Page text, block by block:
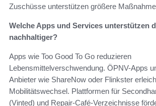
Zuschüsse unterstützen größere
Welche Apps und Services unterstützen
nachhaltiger?
Apps wie Too Good To Go reduzieren
Lebensmittelverschwendung. ÖPNV-Apps
Anbieter wie ShareNow oder Flinkster
Mobilitätswechsel. Plattformen für
(Vinted) und Repair-Café-Verzeichnisse